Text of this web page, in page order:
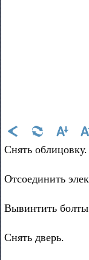
Снять облицовку.
Отсоединить
Вывинтить болты
Снять дверь.